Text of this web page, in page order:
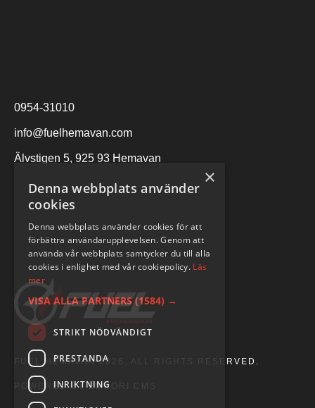
0954-31010
info@fuelhemavan.com
Älvstigen 5, 925 93 Hemavan
FUEL HEMAVAN 2026. ALL RIGHTS RESERVED.
POWERED BY EMPORI CMS
×
Denna webbplats använder
cookies
Denna webbplats använder cookies för att
förbättra användarupplevelsen. Genom att
använda vår webbplats samtycker du till alla
cookies i enlighet med vår cookiepolicy. Läs
mer
VISA ALLA PARTNERS (1584) →
STRIKT NÖDVÄNDIGT
PRESTANDA
INRIKTNING